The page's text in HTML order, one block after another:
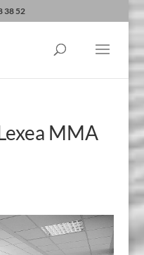
38 52
MMA